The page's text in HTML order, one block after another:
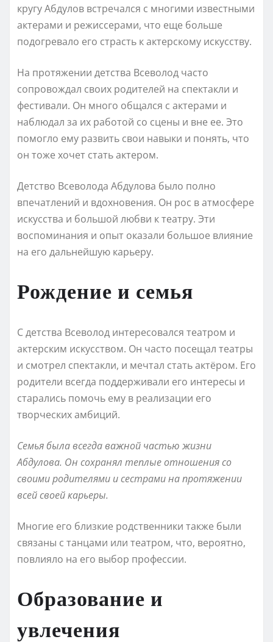
кругу Абдулов встречался с многими известными
актерами и режиссерами, что еще больше
подогревало его страсть к актерскому искусству.
На протяжении детства Всеволод часто
сопровождал своих родителей на спектакли и
фестивали. Он много общался с актерами и
наблюдал за их работой со сцены и вне ее. Это
помогло ему развить свои навыки и понять, что
он тоже хочет стать актером.
Детство Всеволода Абдулова было полно
впечатлений и вдохновения. Он рос в атмосфере
искусства и большой любви к театру. Эти
воспоминания и опыт оказали большое влияние
на его дальнейшую карьеру.
Рождение и семья
С детства Всеволод интересовался театром и
актерским искусством. Он часто посещал театры
и смотрел спектакли, и мечтал стать актёром. Его
родители всегда поддерживали его интересы и
старались помочь ему в реализации его
творческих амбиций.
Семья была всегда важной частью жизни
Абдулова. Он сохранял теплые отношения со
своими родителями и сестрами на протяжении
всей своей карьеры.
Многие его близкие родственники также были
связаны с танцами или театром, что, вероятно,
повлияло на его выбор профессии.
Образование и
увлечения